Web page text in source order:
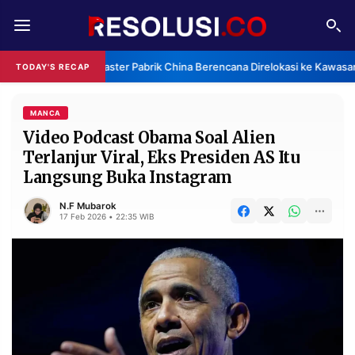
TODAY'S RECAPKlaster Pabrik China Berencana Direlokasi ke
REDAKSI TENTANG
RESOLUSI IKLAN
RUBRIKASI
EDITORIAL AKSARA
FINANSIA PERSONA
DAERAH NASIONAL
MANCA
Video Podcast Obama Soal Alien
Terlanjur Viral, Eks Presiden AS Itu
Langsung Buka Instagram
N.F Mubarok
17 Feb 2026 • 22:35 WIB